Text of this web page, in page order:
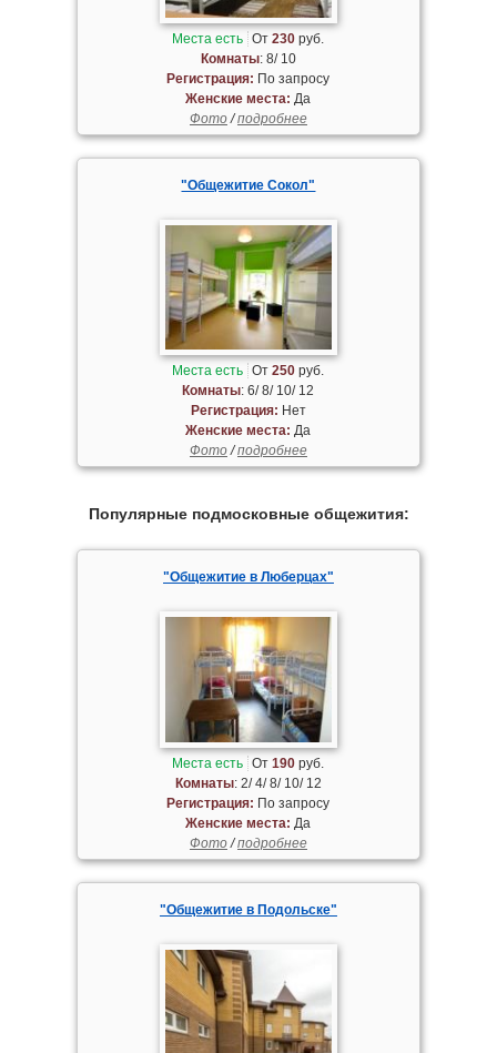
Места есть От230 руб.
Комнаты: 8/ 10
Регистрация: По запросу
Женские места: Да
Фото/подробнее
"Общежитие Сокол"
Места есть От250 руб.
Комнаты: 6/ 8/ 10/ 12
Регистрация: Нет
Женские места: Да
Фото/подробнее
Популярные подмосковные общежития:
"Общежитие в Люберцах"
Места есть От190 руб.
Комнаты: 2/ 4/ 8/ 10/ 12
Регистрация: По запросу
Женские места: Да
Фото/подробнее
"Общежитие в Подольске"